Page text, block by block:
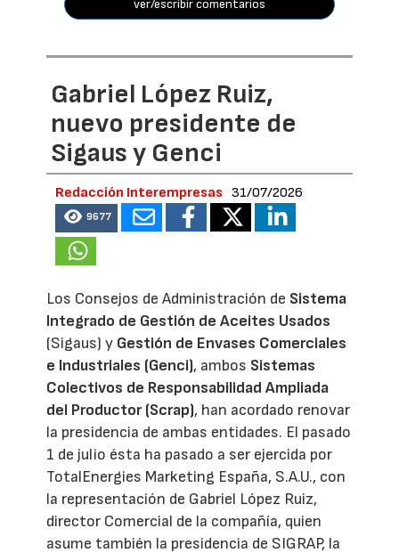
ver/escribir comentarios
Gabriel López Ruiz,
nuevo presidente de
Sigaus y Genci
Redacción Interempresas 31/07/2026
9677
Los Consejos de Administración de Sistema
Integrado de Gestión de Aceites Usados
(Sigaus) y Gestión de Envases Comerciales
e Industriales (Genci), ambos Sistemas
Colectivos de Responsabilidad Ampliada
del Productor (Scrap), han acordado renovar
la presidencia de ambas entidades. El pasado
1 de julio ésta ha pasado a ser ejercida por
TotalEnergies Marketing España, S.A.U., con
la representación de Gabriel López Ruiz,
director Comercial de la compañía, quien
asume también la presidencia de SIGRAP, la